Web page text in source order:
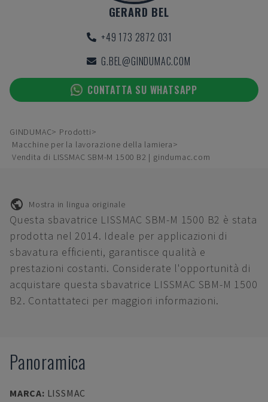
GERARD BEL
+49 173 2872 031
G.BEL@GINDUMAC.COM
CONTATTA SU WHATSAPP
GINDUMAC
Prodotti
Macchine per la lavorazione della lamiera
Vendita di LISSMAC SBM-M 1500 B2 | gindumac.com
Mostra in lingua originale
Questa sbavatrice LISSMAC SBM-M 1500 B2 è stata
prodotta nel 2014. Ideale per applicazioni di
sbavatura efficienti, garantisce qualità e
prestazioni costanti. Considerate l'opportunità di
acquistare questa sbavatrice LISSMAC SBM-M 1500
B2. Contattateci per maggiori informazioni.
Panoramica
MARCA: LISSMAC